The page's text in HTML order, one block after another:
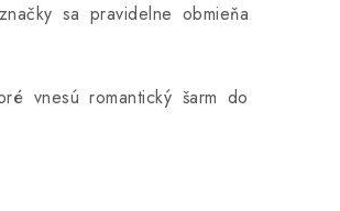
sa pravidelne obmieňa
vnesú romantický šarm do